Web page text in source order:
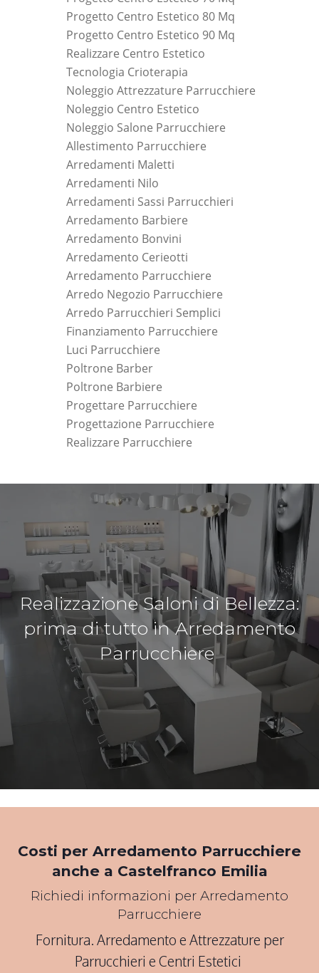
Progetto Centro Estetico 80 Mq
Progetto Centro Estetico 90 Mq
Realizzare Centro Estetico
Tecnologia Crioterapia
Noleggio Attrezzature Parrucchiere
Noleggio Centro Estetico
Noleggio Salone Parrucchiere
Allestimento Parrucchiere
Arredamenti Maletti
Arredamenti Nilo
Arredamenti Sassi Parrucchieri
Arredamento Barbiere
Arredamento Bonvini
Arredamento Cerieotti
Arredamento Parrucchiere
Arredo Negozio Parrucchiere
Arredo Parrucchieri Semplici
Finanziamento Parrucchiere
Luci Parrucchiere
Poltrone Barber
Poltrone Barbiere
Progettare Parrucchiere
Progettazione Parrucchiere
Realizzare Parrucchiere
Realizzazione Saloni di Bellezza:
prima di tutto in Arredamento
Parrucchiere
Costi per Arredamento Parrucchiere
anche a Castelfranco Emilia
Richiedi informazioni per Arredamento
Parrucchiere
Fornitura. Arredamento e Attrezzature per
Parrucchieri e Centri Estetici